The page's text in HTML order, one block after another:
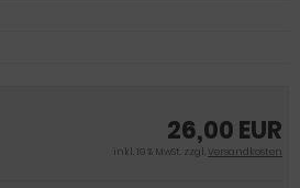
26,00 EUR
inkl. 19 % MwSt. zzgl.Versandkosten